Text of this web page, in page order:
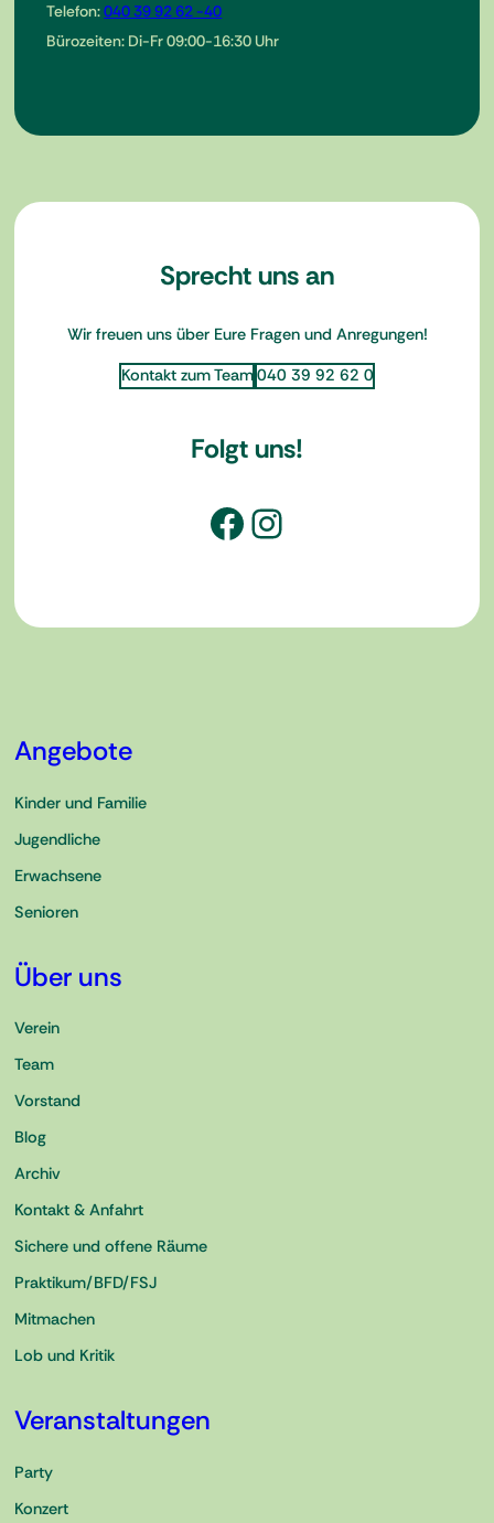
Telefon:040 39 92 62 -40
Bürozeiten: Di-Fr 09:00-16:30 Uhr
Sprecht uns an
Wir freuen uns über Eure Fragen und Anregungen!
Kontakt zum Team 040 39 92 62 0
Folgt uns!
Facebook
Instagram
Angebote
Kinder und Familie
Jugendliche
Erwachsene
Senioren
Über uns
Verein
Team
Vorstand
Blog
Archiv
Kontakt & Anfahrt
Sichere und offene Räume
Praktikum/BFD/FSJ
Mitmachen
Lob und Kritik
Veranstaltungen
Party
Konzert